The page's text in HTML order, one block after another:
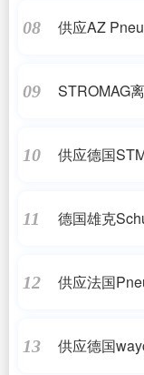
08 供应AZ
09 STROMAG
10 供应德国
11 德国雄克
12 供应法国
13 供应德国